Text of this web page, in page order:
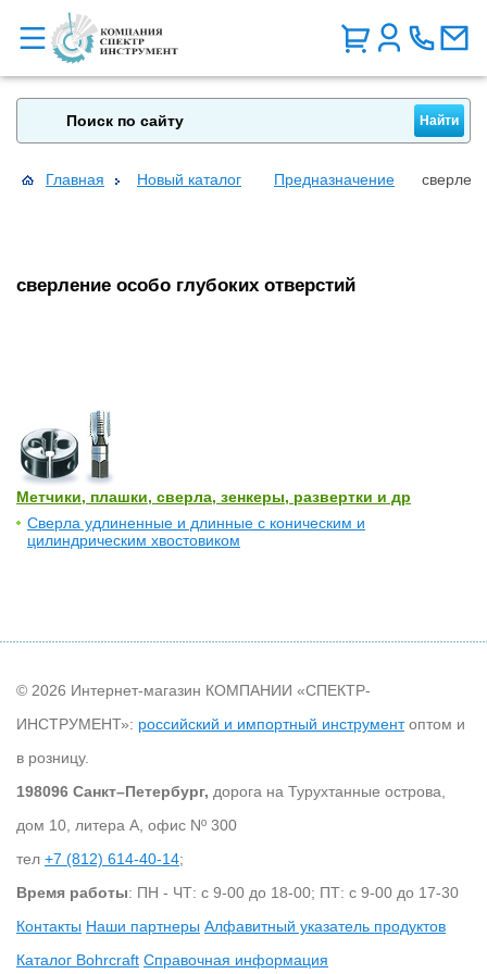
Главная Новый каталог Предназначение
сверление особо глубоких отверстий
Метчики, плашки, сверла, зенкеры, развертки и др
Сверла удлиненные и длинные с коническим и
цилиндрическим хвостовиком
© 2026 Интернет-магазин КОМПАНИИ «СПЕКТР-
ИНСТРУМЕНТ»: российский и импортный инструментоптом и
в розницу.
198096 Санкт–Петербург, дорога на Турухтанные острова,
дом 10, литера А, офис Nº 300
тел +7 (812) 614-40-14;
Время работы: ПН - ЧТ: с 9-00 до 18-00; ПТ: с 9-00 до 17-30
Контакты Наши партнеры Алфавитный указатель продуктов
Каталог Bohrcraft Справочная информация